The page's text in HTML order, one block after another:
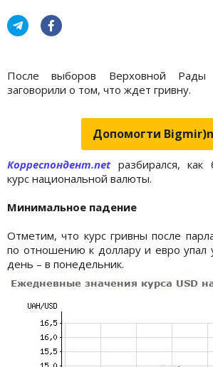
После выборов Верховной Рады
заговорили о том, что ждет гривну.
Допомогти
Корреспондент.netразбирался, как
курс национальной валюты.
Минимальное падение
Отметим, что курс гривны после
по отношению к доллару и евро
день – в понедельник.